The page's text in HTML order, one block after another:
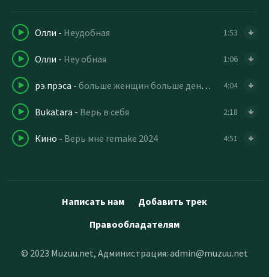
Олли - Неудобная 1:53
Олли - Hey обная 1:06
рэ.прэса - больше женщин больше деньжищ 4:04
Bukatara - Верь в себя 2:18
Кино - Верь мне remake 2024 4:51
Написать нам
Добавить трек
Правообладателям
© 2023 Muzuu.net, Администрация: admin@muzuu.net